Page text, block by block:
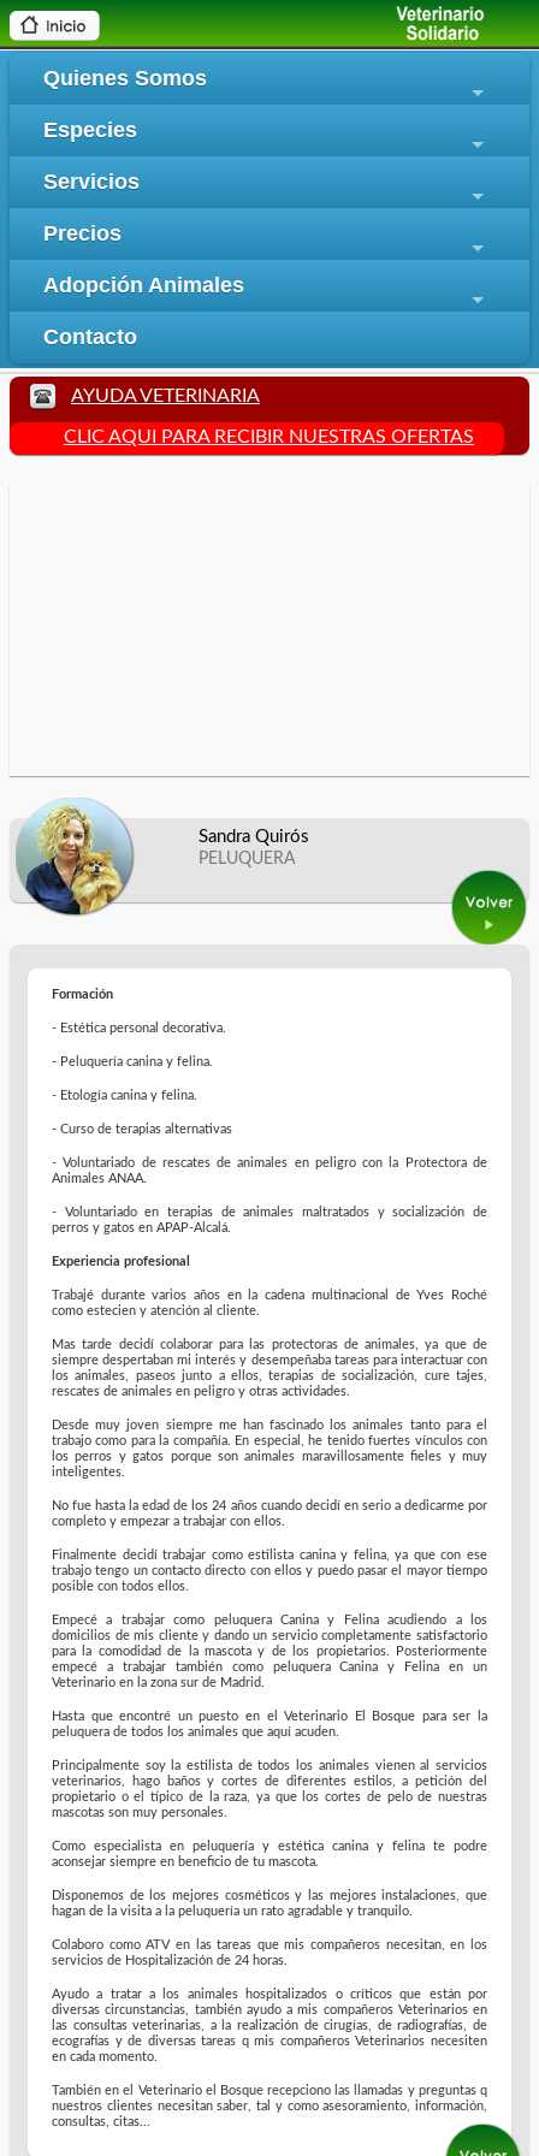
+
Quienes Somos
+
Especies
+
Servicios
+
Precios
+
Adopción Animales
Contacto
AYUDA VETERINARIA
CLIC AQUI PARA RECIBIR NUESTRAS OFERTAS
Sandra Quirós
PELUQUERA
Formación
- Estética personal decorativa.
- Peluquería canina y felina.
- Etología canina y felina.
- Curso de terapias alternativas
- Voluntariado de rescates de animales en peligro con la Protectora de
Animales ANAA.
- Voluntariado en terapias de animales maltratados y socialización de
perros y gatos en APAP-Alcalá.
Experiencia profesional
Trabajé durante varios años en la cadena multinacional de Yves Roché
como estecien y atención al cliente.
Mas tarde decidí colaborar para las protectoras de animales, ya que de
siempre despertaban mi interés y desempeñaba tareas para interactuar con
los animales, paseos junto a ellos, terapias de socialización, cure tajes,
rescates de animales en peligro y otras actividades.
Desde muy joven siempre me han fascinado los animales tanto para el
trabajo como para la compañía. En especial, he tenido fuertes vínculos con
los perros y gatos porque son animales maravillosamente fieles y muy
inteligentes.
No fue hasta la edad de los 24 años cuando decidí en serio a dedicarme por
completo y empezar a trabajar con ellos.
Finalmente decidí trabajar como estilista canina y felina, ya que con ese
trabajo tengo un contacto directo con ellos y puedo pasar el mayor tiempo
posible con todos ellos.
Empecé a trabajar como peluquera Canina y Felina acudiendo a los
domicilios de mis cliente y dando un servicio completamente satisfactorio
para la comodidad de la mascota y de los propietarios. Posteriormente
empecé a trabajar también como peluquera Canina y Felina en un
Veterinario en la zona sur de Madrid.
Hasta que encontré un puesto en el Veterinario El Bosque para ser la
peluquera de todos los animales que aquí acuden.
Principalmente soy la estilista de todos los animales vienen al servicios
veterinarios, hago baños y cortes de diferentes estilos, a petición del
propietario o el típico de la raza, ya que los cortes de pelo de nuestras
mascotas son muy personales.
Como especialista en peluquería y estética canina y felina te podre
aconsejar siempre en beneficio de tu mascota.
Disponemos de los mejores cosméticos y las mejores instalaciones, que
hagan de la visita a la peluquería un rato agradable y tranquilo.
Colaboro como ATV en las tareas que mis compañeros necesitan, en los
servicios de Hospitalización de 24 horas.
Ayudo a tratar a los animales hospitalizados o críticos que están por
diversas circunstancias, también ayudo a mis compañeros Veterinarios en
las consultas veterinarias, a la realización de cirugías, de radiografías, de
ecografías y de diversas tareas q mis compañeros Veterinarios necesiten
en cada momento.
También en el Veterinario el Bosque recepciono las llamadas y preguntas q
nuestros clientes necesitan saber, tal y como asesoramiento, información,
consultas, citas...